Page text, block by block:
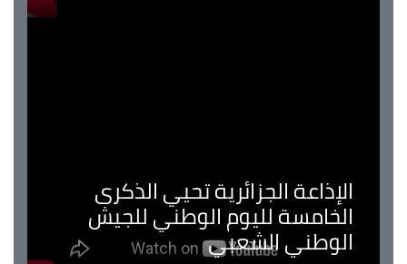
الإذاعة الجزائرية تحيي الذكرى
الخامسة لليوم الوطني للجيش
الوطني الشعبي